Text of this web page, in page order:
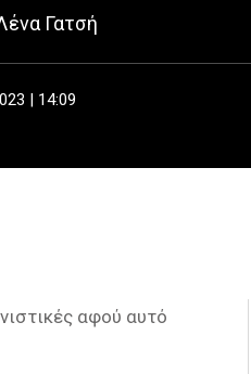
Γατσή
| 14:09
αφού αυτό